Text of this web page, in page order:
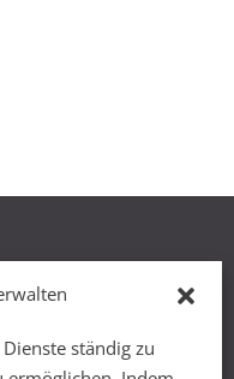
ständig zu